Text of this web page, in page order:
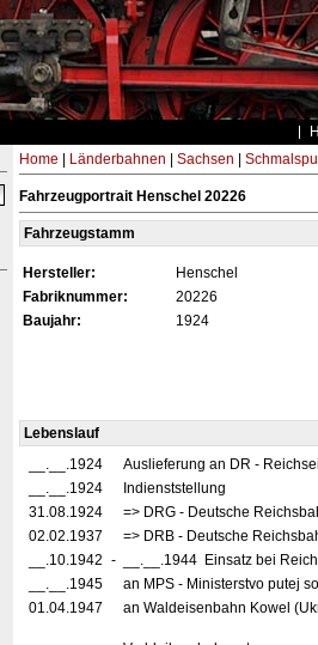
Home Länderbahnen Sachsen
Fahrzeugportrait Henschel 20226
Fahrzeugstamm
Hersteller:
Henschel
Fabriknummer:
20226
Baujahr:
1924
Lebenslauf
__.__.1924
Auslieferung an DR -
__.__.1924
Indienststellung
31.08.1924
=> DRG - Deutsche
02.02.1937
=> DRB - Deutsche
__.10.1942 -
__.__.1944 Einsatz bei
__.__.1945
an MPS - Ministerstvo putej
01.04.1947
an Waldeisenbahn Kowel